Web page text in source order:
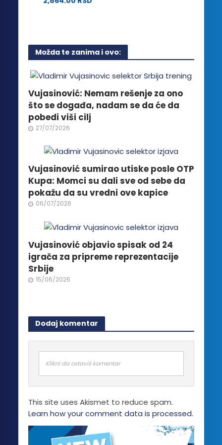
više
varijanti.
mogu
biti
izabrane
na
stranici
Možda te zanima i ovo:
Vujasinović: Nemam rešenje za ono
što se događa, nadam se da će da
pobedi viši cilj
27/07/2026
Vujasinović sumirao utiske posle OTP
Kupa: Momci su dali sve od sebe da
pokažu da su vredni ove kapice
06/07/2026
Vujasinović objavio spisak od 24
igrača za pripreme reprezentacije
Srbije
15/06/2026
Dodaj komentar
Klikni da ostaviš komentar
This site uses Akismet to reduce spam.
Learn how your comment data is processed.